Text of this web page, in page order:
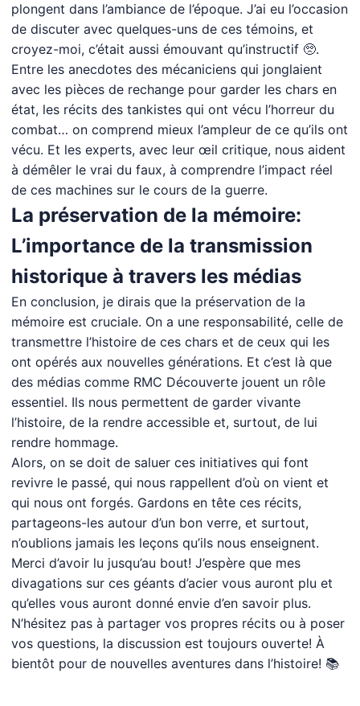
plongent dans l’ambiance de l’époque. J’ai eu l’occasion
de discuter avec quelques-uns de ces témoins, et
croyez-moi, c’était aussi émouvant qu’instructif 🥺.
Entre les anecdotes des mécaniciens qui jonglaient
avec les pièces de rechange pour garder les chars en
état, les récits des tankistes qui ont vécu l’horreur du
combat… on comprend mieux l’ampleur de ce qu’ils ont
vécu. Et les experts, avec leur œil critique, nous aident
à démêler le vrai du faux, à comprendre l’impact réel
de ces machines sur le cours de la guerre.
La préservation de la mémoire:
L’importance de la transmission
historique à travers les médias
En conclusion, je dirais que la préservation de la
mémoire est cruciale. On a une responsabilité, celle de
transmettre l’histoire de ces chars et de ceux qui les
ont opérés aux nouvelles générations. Et c’est là que
des médias comme RMC Découverte jouent un rôle
essentiel. Ils nous permettent de garder vivante
l’histoire, de la rendre accessible et, surtout, de lui
rendre hommage.
Alors, on se doit de saluer ces initiatives qui font
revivre le passé, qui nous rappellent d’où on vient et
qui nous ont forgés. Gardons en tête ces récits,
partageons-les autour d’un bon verre, et surtout,
n’oublions jamais les leçons qu’ils nous enseignent.
Merci d’avoir lu jusqu’au bout! J’espère que mes
divagations sur ces géants d’acier vous auront plu et
qu’elles vous auront donné envie d’en savoir plus.
N’hésitez pas à partager vos propres récits ou à poser
vos questions, la discussion est toujours ouverte! À
bientôt pour de nouvelles aventures dans l’histoire! 📚